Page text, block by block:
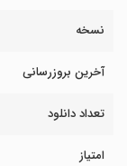
نسخه
آخرین بروزرسانی
تعداد دانلود
امتیاز